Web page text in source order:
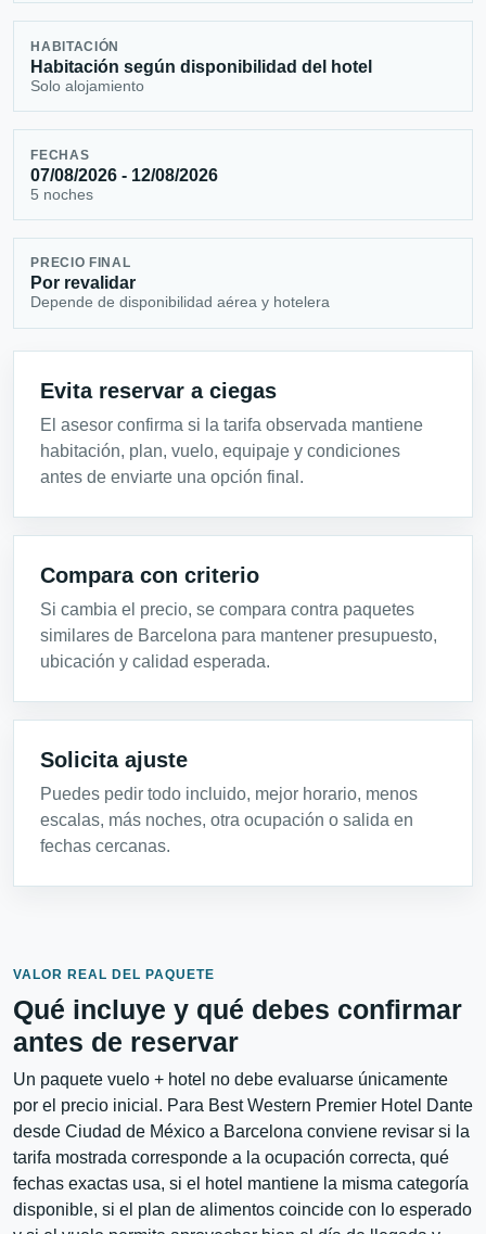
HABITACIÓN
Habitación según disponibilidad del hotel
Solo alojamiento
FECHAS
07/08/2026 - 12/08/2026
5 noches
PRECIO FINAL
Por revalidar
Depende de disponibilidad aérea y hotelera
Evita reservar a ciegas
El asesor confirma si la tarifa observada mantiene
habitación, plan, vuelo, equipaje y condiciones
antes de enviarte una opción final.
Compara con criterio
Si cambia el precio, se compara contra paquetes
similares de Barcelona para mantener presupuesto,
ubicación y calidad esperada.
Solicita ajuste
Puedes pedir todo incluido, mejor horario, menos
escalas, más noches, otra ocupación o salida en
fechas cercanas.
VALOR REAL DEL PAQUETE
Qué incluye y qué debes confirmar
antes de reservar
Un paquete vuelo + hotel no debe evaluarse únicamente
por el precio inicial. Para Best Western Premier Hotel Dante
desde Ciudad de México a Barcelona conviene revisar si la
tarifa mostrada corresponde a la ocupación correcta, qué
fechas exactas usa, si el hotel mantiene la misma categoría
disponible, si el plan de alimentos coincide con lo esperado